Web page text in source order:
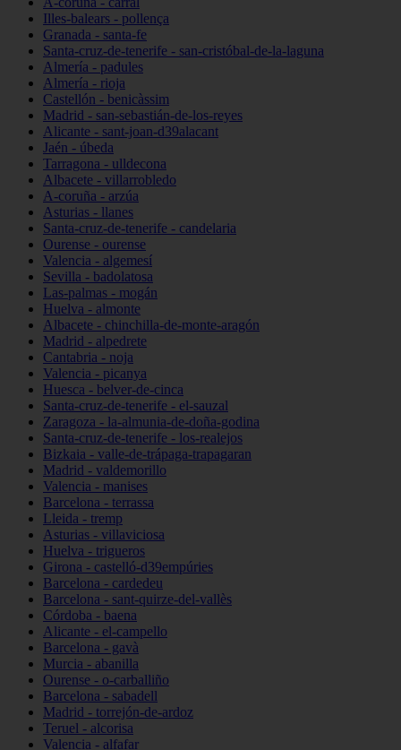
Illes-balears - pollença
Granada - santa-fe
Santa-cruz-de-tenerife - san-cristóbal-de-la-laguna
Almería - padules
Almería - rioja
Castellón - benicàssim
Madrid - san-sebastián-de-los-reyes
Alicante - sant-joan-d39alacant
Jaén - úbeda
Tarragona - ulldecona
Albacete - villarrobledo
A-coruña - arzúa
Asturias - llanes
Santa-cruz-de-tenerife - candelaria
Ourense - ourense
Valencia - algemesí
Sevilla - badolatosa
Las-palmas - mogán
Huelva - almonte
Albacete - chinchilla-de-monte-aragón
Madrid - alpedrete
Cantabria - noja
Valencia - picanya
Huesca - belver-de-cinca
Santa-cruz-de-tenerife - el-sauzal
Zaragoza - la-almunia-de-doña-godina
Santa-cruz-de-tenerife - los-realejos
Bizkaia - valle-de-trápaga-trapagaran
Madrid - valdemorillo
Valencia - manises
Barcelona - terrassa
Lleida - tremp
Asturias - villaviciosa
Huelva - trigueros
Girona - castelló-d39empúries
Barcelona - cardedeu
Barcelona - sant-quirze-del-vallès
Córdoba - baena
Alicante - el-campello
Barcelona - gavà
Murcia - abanilla
Ourense - o-carballiño
Barcelona - sabadell
Madrid - torrejón-de-ardoz
Teruel - alcorisa
Valencia - alfafar